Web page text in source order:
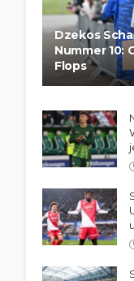
Dzekos
Nummer 10:
Flops